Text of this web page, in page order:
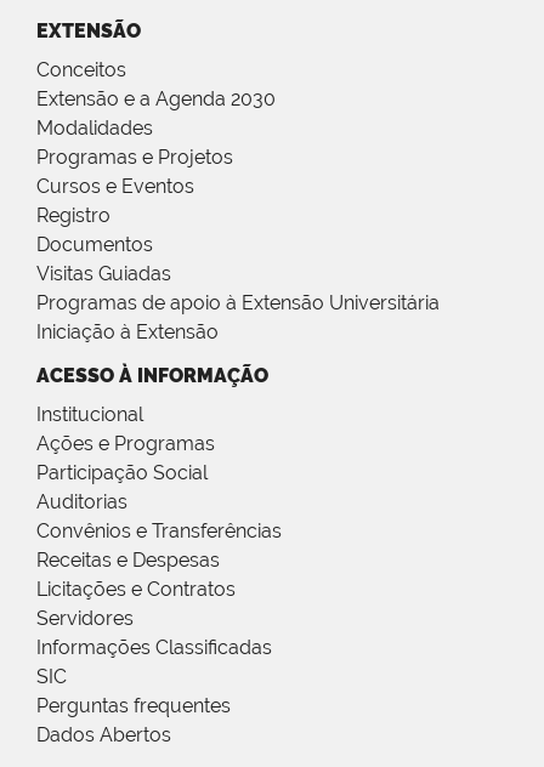
EXTENSÃO
Conceitos
Extensão e a Agenda 2030
Modalidades
Programas e Projetos
Cursos e Eventos
Registro
Documentos
Visitas Guiadas
Programas de apoio à Extensão Universitária
Iniciação à Extensão
ACESSO À INFORMAÇÃO
Institucional
Ações e Programas
Participação Social
Auditorias
Convênios e Transferências
Receitas e Despesas
Licitações e Contratos
Servidores
Informações Classificadas
SIC
Perguntas frequentes
Dados Abertos